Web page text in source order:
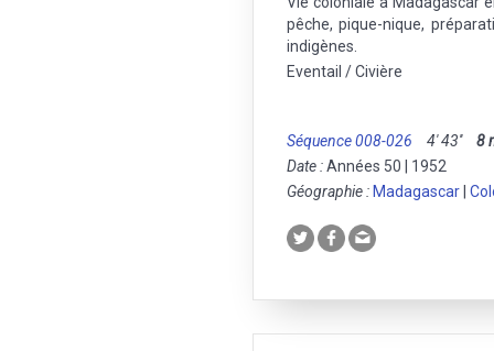
pêche, pique-nique,
indigènes.
Eventail / Civière
Séquence 008-026 4' 43'' 8
Date :Années 50 | 1952
Géographie : Madagascar